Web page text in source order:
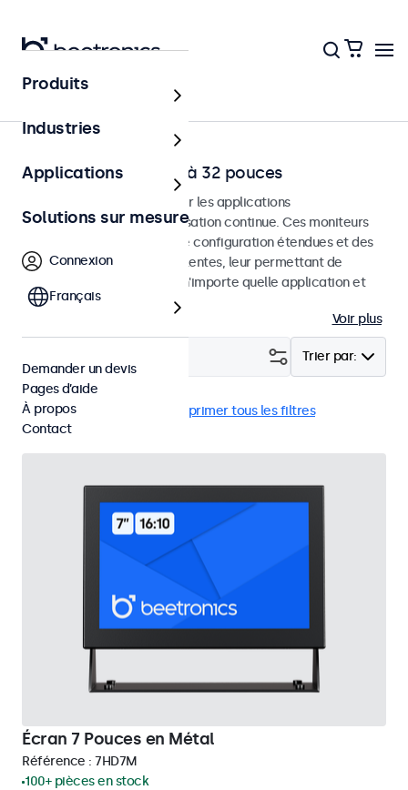
Accueil
Moniteurs HDMI de 7 à 32 pouces
Moniteurs HDMI conçus pour les applications
professionnelles et une utilisation continue. Ces moniteurs
HDMI offrent des options de configuration étendues et des
options de montage polyvalentes, leur permettant de
s'intégrer facilement dans n'importe quelle application et
environnement.
Voir plus
Trier par:
HDMI VESA 75 x 75 Supprimer tous les filtres
Écran 7 Pouces en Métal
Référence : 7HD7M
100+ pièces en stock
Produits
Industries
Applications
Solutions sur mesure
Connexion
Français
Demander un devis
Pages d’aide
À propos
Contact